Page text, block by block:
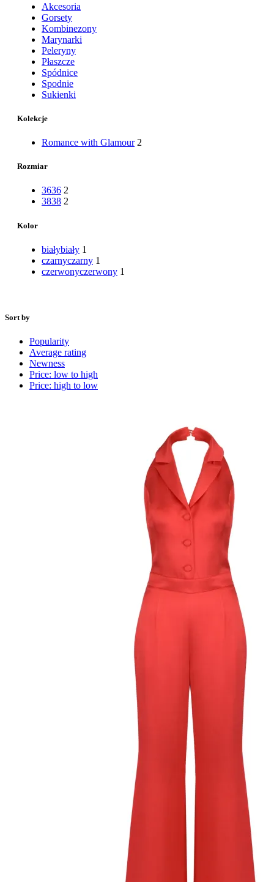
Akcesoria
Gorsety
Kombinezony
Marynarki
Peleryny
Płaszcze
Spódnice
Spodnie
Sukienki
Kolekcje
Romance with Glamour 2
Rozmiar
3636 2
3838 2
Kolor
białybiały 1
czarnyczarny 1
czerwonyczerwony 1
Sort by
Popularity
Average rating
Newness
Price: low to high
Price: high to low